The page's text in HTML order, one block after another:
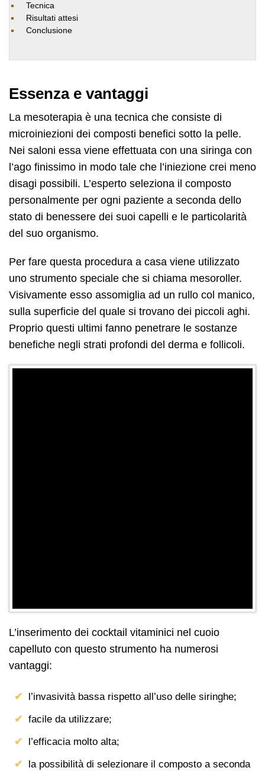
Tecnica
Risultati attesi
Conclusione
Essenza e vantaggi
La mesoterapia è una tecnica che consiste di
microiniezioni dei composti benefici sotto la pelle.
Nei saloni essa viene effettuata con una siringa con
l’ago finissimo in modo tale che l’iniezione crei meno
disagi possibili. L’esperto seleziona il composto
personalmente per ogni paziente a seconda dello
stato di benessere dei suoi capelli e le particolarità
del suo organismo.
Per fare questa procedura a casa viene utilizzato
uno strumento speciale che si chiama mesoroller.
Visivamente esso assomiglia ad un rullo col manico,
sulla superficie del quale si trovano dei piccoli aghi.
Proprio questi ultimi fanno penetrare le sostanze
benefiche negli strati profondi del derma e follicoli.
L’inserimento dei cocktail vitaminici nel cuoio
capelluto con questo strumento ha numerosi
vantaggi:
l’invasività bassa rispetto all’uso delle siringhe;
facile da utilizzare;
l’efficacia molto alta;
la possibilità di selezionare il composto a seconda